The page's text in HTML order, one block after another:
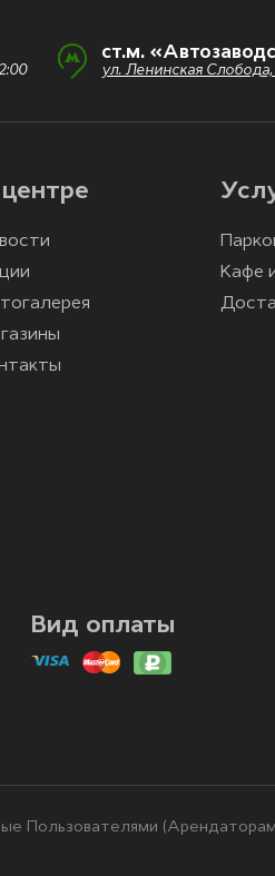
ст.м.
ул. Ленинская Слобода,
Кафе
Вид оплаты
Пользователями